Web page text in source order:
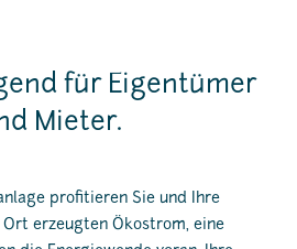
für Eigentümer
Mieter.
profitieren Sie und Ihre
erzeugten Ökostrom, eine